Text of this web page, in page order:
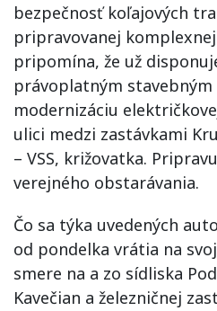
bezpečnosť koľajových
pripravovanej
pripomína, že už
právoplatným
modernizáciu
ulici medzi zastávkami
– VSS, križovatka.
verejného obstarávania.
Čo sa týka uvedených
od pondelka vrátia na
smere na a zo sídliska
Kavečian a železničnej